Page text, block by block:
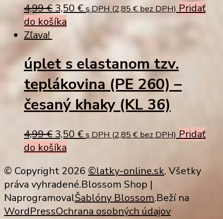
4,99€Original
price
3,50 €Current
price
3,50 €.
s DPH (2,85 € bez DPH) Pridať
do košíka
Zľava!
úplet s elastanom tzv.
teplákovina (PE 260) –
česaný khaky (KL 36)
4,99€ Original
price
4,99 €.
3,50 €Current
3,50 €.
s DPH (2,85 € bez DPH) Pridať
do košíka
© Copyright 2026 ©latky-online.sk. Všetky
práva vyhradené.Blossom Shop |
NaprogramovalŠablóny Blossom.Beží na
WordPressOchrana osobných údajov